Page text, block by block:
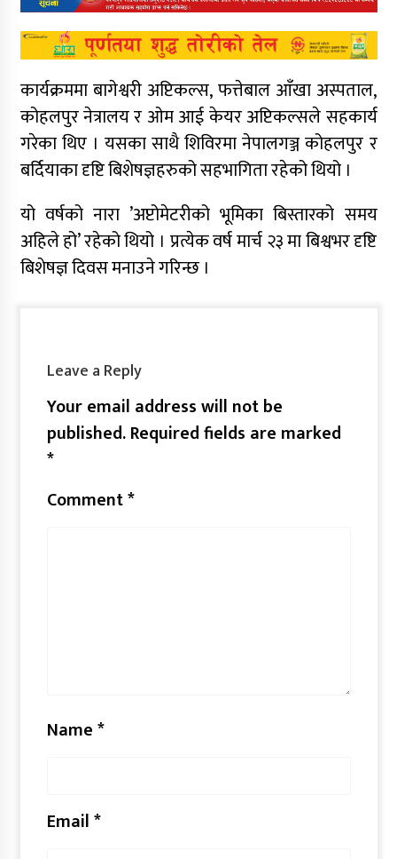
कार्यक्रममा बागेश्वरी अप्टिकल्स, फत्तेबाल आँखा अस्पताल,
कोहलपुर नेत्रालय र ओम आई केयर अप्टिकल्सले सहकार्य
गरेका थिए । यसका साथै शिविरमा नेपालगञ्ज कोहलपुर र
बर्दियाका दृष्टि बिशेषज्ञहरुको सहभागिता रहेको थियो ।
यो वर्षको नारा ’अप्टोमेटरीको भूमिका बिस्तारको समय
अहिले हो’ रहेको थियो । प्रत्येक वर्ष मार्च २३ मा बिश्वभर दृष्टि
बिशेषज्ञ दिवस मनाउने गरिन्छ ।
Leave a Reply
Your email address will not be
published.Required fields are marked
*
Comment*
Name*
Email*